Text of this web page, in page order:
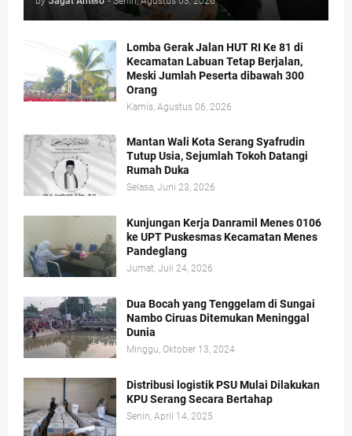
Lomba Gerak Jalan HUT RI Ke 81 di
Kecamatan Labuan Tetap Berjalan,
Meski Jumlah Peserta dibawah 300
Orang
Kamis, Agustus 06, 2026
Mantan Wali Kota Serang Syafrudin
Tutup Usia, Sejumlah Tokoh Datangi
Rumah Duka
Selasa, Juni 23, 2026
Kunjungan Kerja Danramil Menes 0106
ke UPT Puskesmas Kecamatan Menes
Pandeglang
Jumat, Juli 24, 2026
Dua Bocah yang Tenggelam di Sungai
Nambo Ciruas Ditemukan Meninggal
Dunia
Minggu, Oktober 13, 2024
Distribusi logistik PSU Mulai Dilakukan
KPU Serang Secara Bertahap
Senin, April 14, 2025